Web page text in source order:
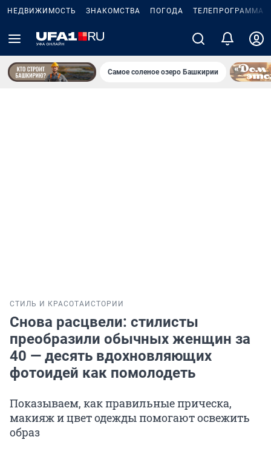
НЕДВИЖИМОСТЬ ЗНАКОМСТВА ПОГОДА ТЕЛЕПРОГРАММА
Самое соленое озеро Башкирии
СТИЛЬ И КРАСОТА ИСТОРИИ
Снова расцвели: стилисты
преобразили обычных женщин за
40 — десять вдохновляющих
фотоидей как помолодеть
Показываем, как правильные прическа,
макияж и цвет одежды помогают освежить
образ